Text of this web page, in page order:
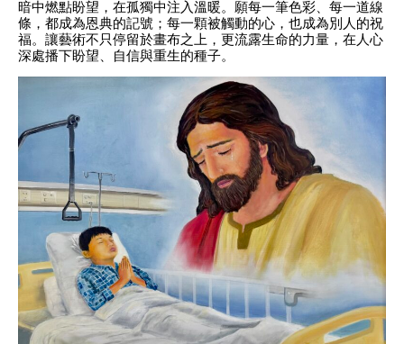
暗中燃點盼望，在孤獨中注入溫暖。願每一筆色彩、每一道線
條，都成為恩典的記號；每一顆被觸動的心，也成為別人的祝
福。讓藝術不只停留於畫布之上，更流露生命的力量，在人心
深處播下盼望、自信與重生的種子。